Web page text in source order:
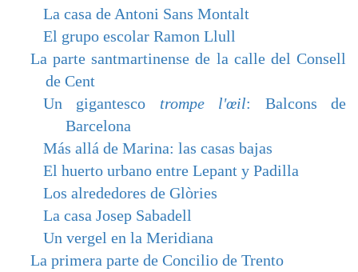
La casa de Antoni Sans Montalt
El grupo escolar Ramon Llull
La parte santmartinense de la calle del Consell
de Cent
Un gigantesco trompe l'œil: Balcons de
Barcelona
Más allá de Marina: las casas bajas
El huerto urbano entre Lepant y Padilla
Los alrededores de Glòries
La casa Josep Sabadell
Un vergel en la Meridiana
La primera parte de Concilio de Trento